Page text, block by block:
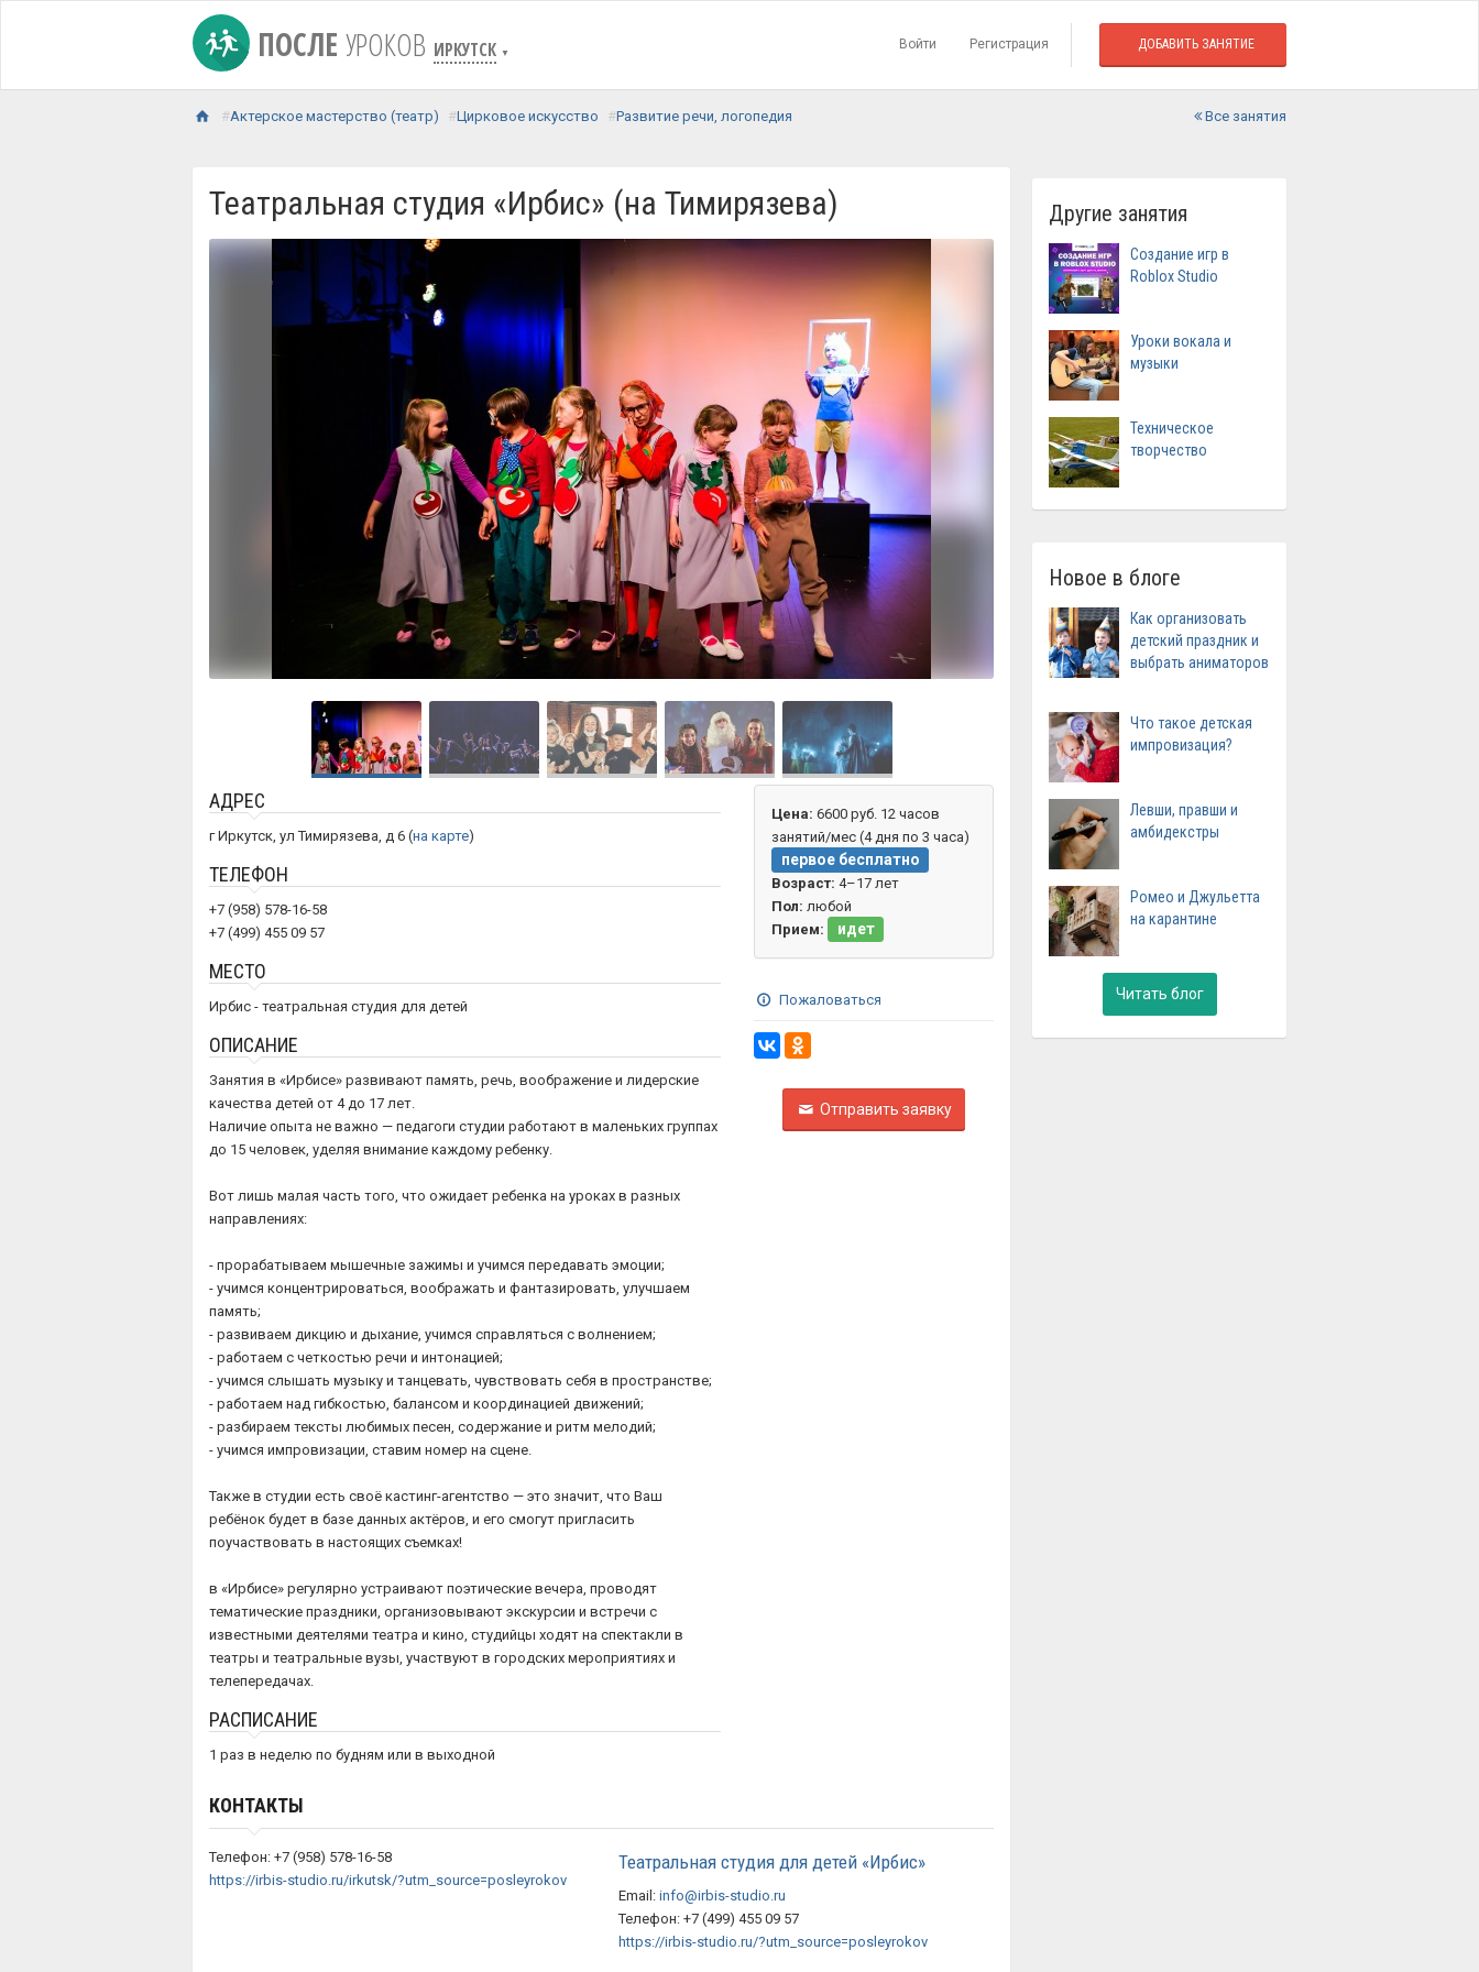
ПОСЛЕ УРОКОВ ИРКУТСК ▼
Войти Регистрация ДОБАВИТЬ ЗАНЯТИЕ
Актерское мастерство (театр) Цирковое искусство Развитие речи, логопедия Все занятия
Театральная студия «Ирбис» (на Тимирязева)
АДРЕС
г Иркутск, ул Тимирязева, д 6 (на карте)
ТЕЛЕФОН
+7 (958) 578-16-58
+7 (499) 455 09 57
МЕСТО
Ирбис - театральная студия для детей
ОПИСАНИЕ
Занятия в «Ирбисе» развивают память, речь, воображение и лидерские
качества детей от 4 до 17 лет.
Наличие опыта не важно — педагоги студии работают в маленьких группах
до 15 человек, уделяя внимание каждому ребенку.
Вот лишь малая часть того, что ожидает ребенка на уроках в разных
направлениях:
- прорабатываем мышечные зажимы и учимся передавать эмоции;
- учимся концентрироваться, воображать и фантазировать, улучшаем
память;
- развиваем дикцию и дыхание, учимся справляться с волнением;
- работаем с четкостью речи и интонацией;
- учимся слышать музыку и танцевать, чувствовать себя в пространстве;
- работаем над гибкостью, балансом и координацией движений;
- разбираем тексты любимых песен, содержание и ритм мелодий;
- учимся импровизации, ставим номер на сцене.
Также в студии есть своё кастинг-агентство — это значит, что Ваш
ребёнок будет в базе данных актёров, и его смогут пригласить
поучаствовать в настоящих съемках!
в «Ирбисе» регулярно устраивают поэтические вечера, проводят
тематические праздники, организовывают экскурсии и встречи с
известными деятелями театра и кино, студийцы ходят на спектакли в
театры и театральные вузы, участвуют в городских мероприятиях и
телепередачах.
РАСПИСАНИЕ
1 раз в неделю по будням или в выходной
Цена: 6600 руб. 12 часов
занятий/мес (4 дня по 3 часа)
первое бесплатно
Возраст: 4–17 лет
Пол: любой
Прием:
идет
Пожаловаться
Отправить заявку
КОНТАКТЫ
Телефон: +7 (958) 578-16-58
https://irbis-studio.ru/irkutsk/?utm_source=posleyrokov
Театральная студия для детей «Ирбис»
Email: info@irbis-studio.ru
Телефон: +7 (499) 455 09 57
https://irbis-studio.ru/?utm_source=posleyrokov
Другие занятия
Создание игр в
Roblox Studio
Уроки вокала и
музыки
Техническое
творчество
Новое в блоге
Как организовать
детский праздник и
выбрать аниматоров
Что такое детская
импровизация?
Левши, правши и
амбидекстры
Ромео и Джульетта
на карантине
Читать блог